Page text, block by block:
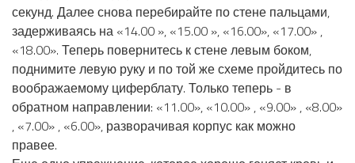
секунд. Далее снова перебирайте по стене пальцами,
задерживаясь на «14.00 », «15.00 », «16.00», «17.00» ,
«18.00». Теперь повернитесь к стене левым боком,
поднимите левую руку и по той же схеме пройдитесь по
воображаемому циферблату. Только теперь - в
обратном направлении: «11.00», «10.00» , «9.00» , «8.00»
, «7.00» , «6.00», разворачивая корпус как можно
правее.